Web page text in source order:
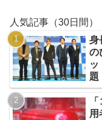
人気記事（30日間）
身
の
題